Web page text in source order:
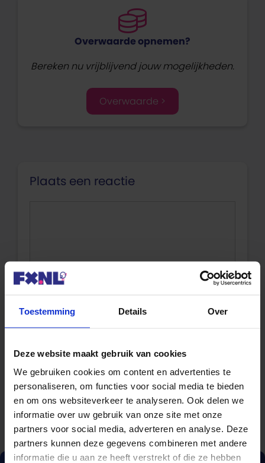
Toestemming Details Over
Deze website maakt gebruik van cookies
We gebruiken cookies om content en advertenties te
personaliseren, om functies voor social media te bieden
en om ons websiteverkeer te analyseren. Ook delen we
informatie over uw gebruik van onze site met onze
partners voor social media, adverteren en analyse. Deze
partners kunnen deze gegevens combineren met andere
informatie die u aan ze heeft verstrekt of die ze hebben
Overwaarde opnemen?
Bereken nu vrijblijvend jouw mogelijkheden.
Overwaarde >
Plaats een reactie